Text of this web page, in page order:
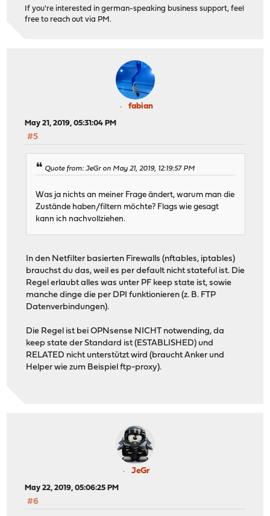
If you're interested in german-speaking business support, feel
free to reach out via PM.
fabian
May 21, 2019, 05:31:04 PM
#5
Quote from: JeGr on May 21, 2019, 12:19:57 PM
Was ja nichts an meiner Frage ändert, warum man die
Zustände haben/filtern möchte? Flags wie gesagt
kann ich nachvollziehen.
In den Netfilter basierten Firewalls (nftables, iptables)
brauchst du das, weil es per default nicht stateful ist. Die
Regel erlaubt alles was unter PF keep state ist, sowie
manche dinge die per DPI funktionieren (z. B. FTP
Datenverbindungen).
Die Regel ist bei OPNsense NICHT notwending, da
keep state der Standard ist (ESTABLISHED) und
RELATED nicht unterstützt wird (braucht Anker und
Helper wie zum Beispiel ftp-proxy).
JeGr
May 22, 2019, 05:06:25 PM
#6